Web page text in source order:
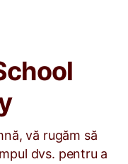
vă rugăm să
dvs. pentru a